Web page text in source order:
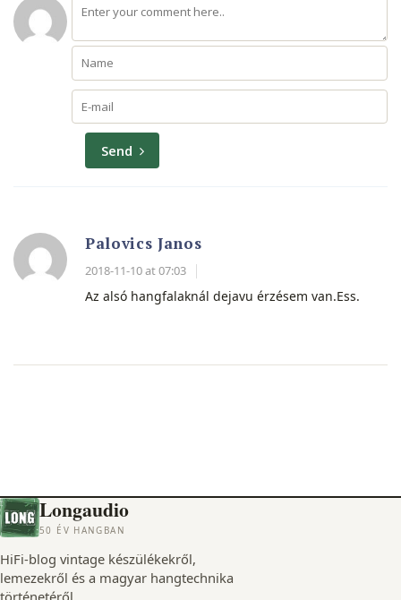
Send
Palovics Janos
2018-11-10 at 07:03
Az alsó hangfalaknál dejavu érzésem van.Ess.
Longaudio
50 ÉV HANGBAN
HiFi-blog vintage készülékekről,
lemezekről és a magyar hangtechnika